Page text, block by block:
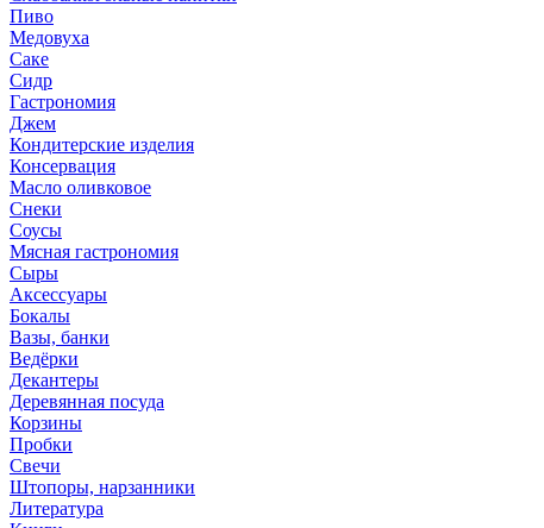
Пиво
Медовуха
Саке
Сидр
Гастрономия
Джем
Кондитерские изделия
Консервация
Масло оливковое
Снеки
Соусы
Мясная гастрономия
Сыры
Аксессуары
Бокалы
Вазы, банки
Ведёрки
Декантеры
Деревянная посуда
Корзины
Пробки
Свечи
Штопоры, нарзанники
Литература